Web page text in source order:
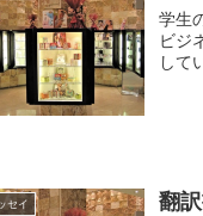
学生
ビジ
して
セイ 翻